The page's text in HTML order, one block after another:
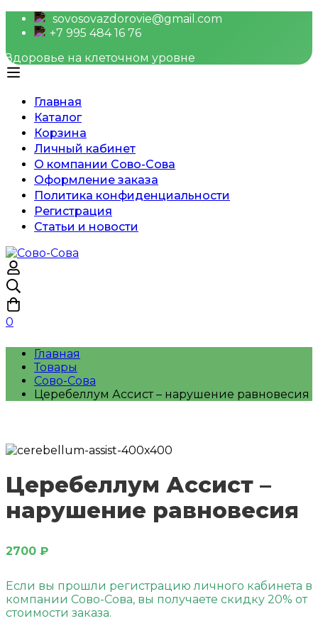
sovosovazdorovie@gmail.com
+7 995 484 16 76
Здоровье на клеточном уровне
Главная
Каталог
Корзина
Личный кабинет
О компании Сово-Сова
Оформление заказа
Политика конфиденциальности
Регистрация
Статьи и новости
0
Главная
Товары
Сово-Сова
Церебеллум Ассист – нарушение равновесия
Церебеллум Ассист –
нарушение равновесия
2700 ₽
Если вы прошли регистрацию личного кабинета в
компании Сово-Сова, вы получаете скидку 20% от
стоимости заказа.